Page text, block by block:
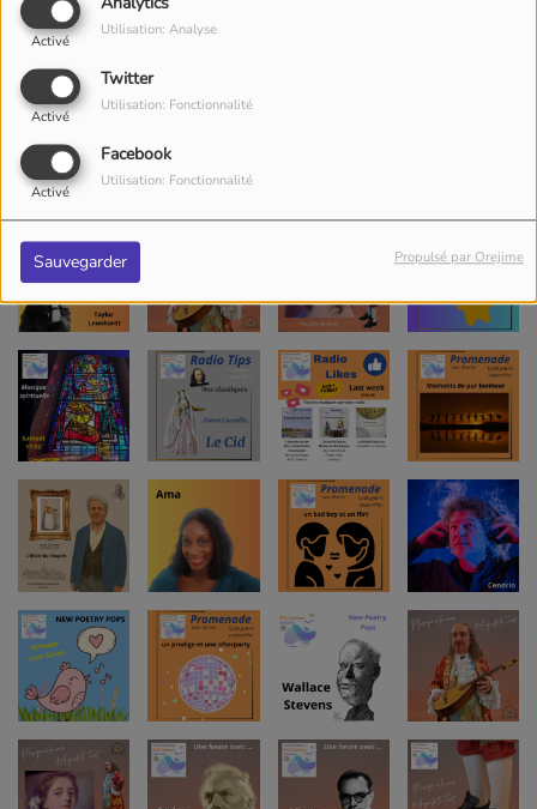
Activé
Utilisation: Analyse
Twitter
Activé
Utilisation: Fonctionnalité
Facebook
Activé
Utilisation: Fonctionnalité
Sauvegarder Propulsé par Orejime